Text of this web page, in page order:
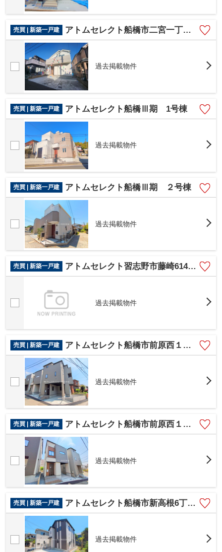
売買 | 新築一戸建 アトムセレクト船橋市二宮一丁目６０１番４９ A号棟
過去掲載物件
売買 | 新築一戸建 アトムセレクト船橋Ⅲ期 1号棟
過去掲載物件
売買 | 新築一戸建 アトムセレクト船橋Ⅲ期 ２号棟
過去掲載物件
売買 | 新築一戸建 アトムセレクト習志野市藤崎614 １号棟
過去掲載物件
売買 | 新築一戸建 アトムセレクト船橋市前原西１８期1号棟
過去掲載物件
売買 | 新築一戸建 アトムセレクト船橋市前原西１８期2号棟
過去掲載物件
売買 | 新築一戸建 アトムセレクト船橋市新高根6丁目3208番A号棟
過去掲載物件